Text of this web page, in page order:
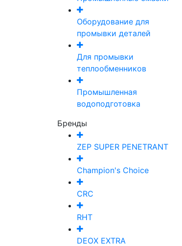
Оборудование для
промывки деталей
Для промывки
теплообменников
Промышленная
водоподготовка
Бренды
ZEP SUPER PENETRANT
Champion's Choice
CRC
RHT
DEOX EXTRA